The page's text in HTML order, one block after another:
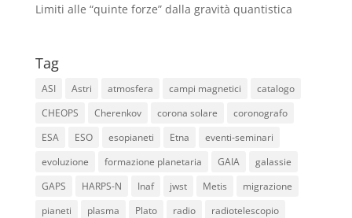
Limiti alle “quinte forze” dalla gravità quantistica
Tag
ASI Astri atmosfera campi magnetici
catalogo
CHEOPS
Cherenkov corona solare
coronografo
ESA
ESO esopianeti Etna
eventi-seminari
evoluzione
formazione planetaria GAIA
galassie
GAPS
HARPS-N Inaf jwst Metis
migrazione
pianeti
plasma Plato radio
radiotelescopio